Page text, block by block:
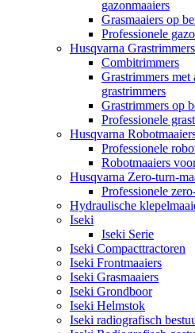
gazonmaaiers
Grasmaaiers op
Professionele
Husqvarna Grastrimmers
Combitrimmers
Grastrimmers
grastrimmers
Grastrimmers op
Professionele
Husqvarna
Professionele
Robotmaaiers
Husqvarna Zero-turn-
Professionele
Hydraulische
Iseki
Iseki Serie
Iseki Compacttractoren
Iseki Frontmaaiers
Iseki Grasmaaiers
Iseki Grondboor
Iseki Helmstok
Iseki radiografisch